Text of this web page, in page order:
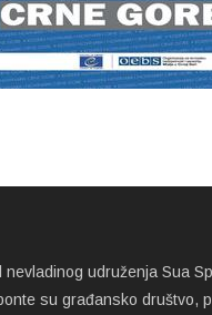
nevladinog udruženja Sua
su građansko društvo,